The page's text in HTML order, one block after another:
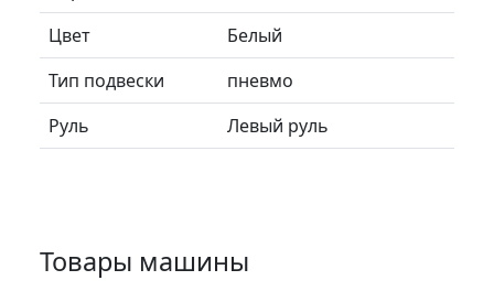
Цвет
Белый
Тип подвески
пневмо
Руль
Левый руль
Товары машины